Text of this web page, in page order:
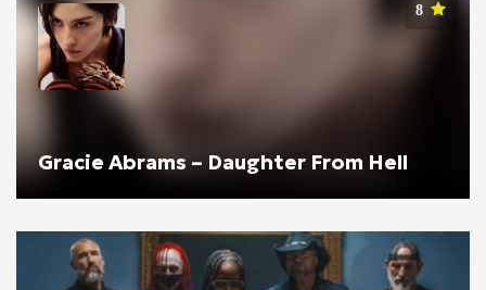
8
Gracie Abrams – Daughter From Hell